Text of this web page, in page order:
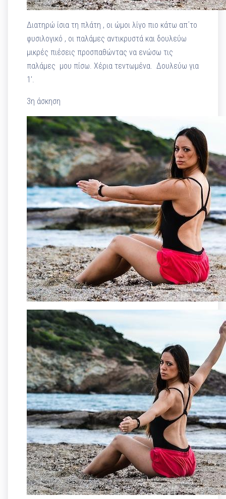
Διατηρώ ίσια τη πλάτη , οι ώμοι λίγο πιο κάτω απ΄το
φυσιλογικό , οι παλάμες αντικρυστά και δουλεύω
μικρές πιέσεις προσπαθώντας να ενώσω τις
παλάμες μου πίσω. Χέρια τεντωμένα. Δουλεύω για
1′.
3η άσκηση